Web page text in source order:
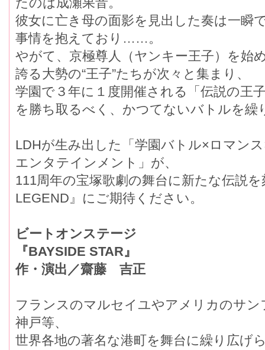
彼女に亡き母の面影を見出した奏は一瞬
事情を抱えており……。
やがて、京極尊人（ヤンキー王子）を始
誇る大勢の“王子”たちが次々と集まり、
学園で３年に１度開催される「伝説の王
を勝ち取るべく、かつてないバトルを繰
LDHが生み出した「学園バトル×ロマン
エンタテインメント」が、
111周年の宝塚歌劇の舞台に新たな伝説
LEGEND』にご期待ください。
ビートオンステージ
『BAYSIDE STAR』
作・演出／齋藤 吉正
フランスのマルセイユやアメリカのサ
神戸等、
世界各地の著名な港町を舞台に繰り広げ